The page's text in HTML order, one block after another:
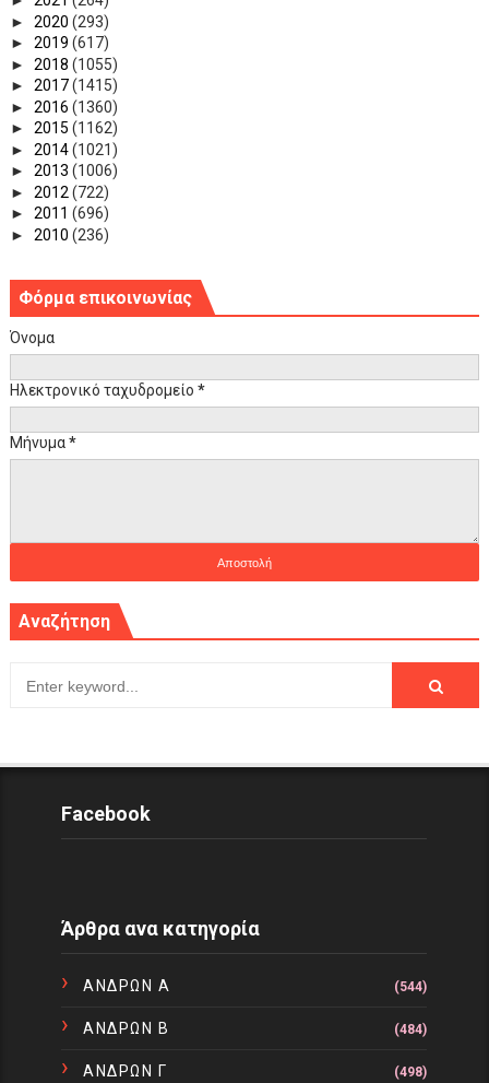
► 2020 (293)
► 2019 (617)
► 2018 (1055)
► 2017(1415)
► 2016 (1360)
► 2015 (1162)
► 2014(1021)
► 2013 (1006)
► 2012 (722)
► 2011 (696)
► 2010 (236)
Φόρμα επικοινωνίας
Όνομα
Ηλεκτρονικό ταχυδρομείο *
Μήνυμα*
Αναζήτηση
Facebook
Άρθρα ανα κατηγορία
ΑΝΔΡΩΝ Α (544)
ΑΝΔΡΩΝ Β (484)
ΑΝΔΡΩΝ Γ (498)